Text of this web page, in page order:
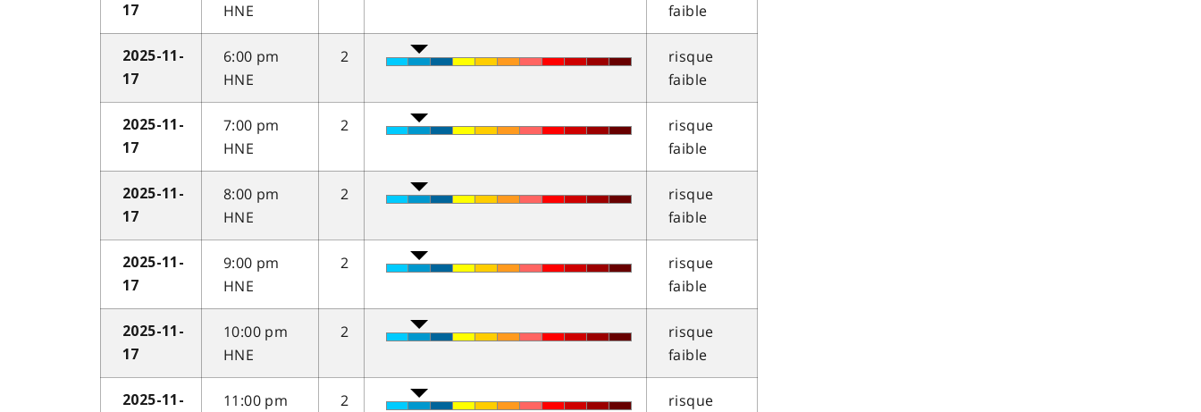
17
HNE
faible
2025-11-
17
6:00 pm
HNE
2
risque
faible
2025-11-
17
7:00 pm
HNE
2
risque
faible
2025-11-
17
8:00 pm
HNE
2
risque
faible
2025-11-
17
9:00 pm
HNE
2
risque
faible
2025-11-
17
10:00 pm
HNE
2
risque
faible
2025-11-
11:00 pm
2
risque